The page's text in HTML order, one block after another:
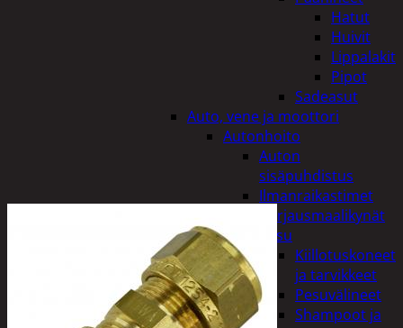
Hatut
Huivit
Lippalakit
Pipot
Sadeasut
Auto, vene ja moottori
Autonhoito
Auton
sisäpuhdistus
Ilmanraikastimet
Korjausmaalikynät
Pesu
Kiillotuskoneet
ja tarvikkeet
Pesuvälineet
Shampoot ja